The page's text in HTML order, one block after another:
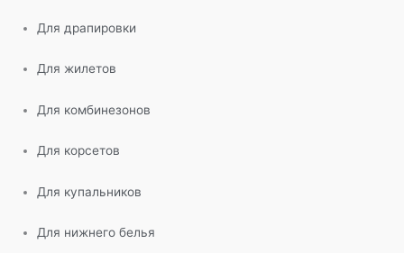
Для драпировки
Для жилетов
Для комбинезонов
Для корсетов
Для купальников
Для нижнего белья